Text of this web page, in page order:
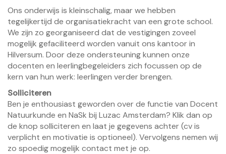
Ons onderwijs is kleinschalig, maar we hebben
tegelijkertijd de organisatiekracht van een grote school.
We zijn zo georganiseerd dat de vestigingen zoveel
mogelijk gefaciliteerd worden vanuit ons kantoor in
Hilversum. Door deze ondersteuning kunnen onze
docenten en leerlingbegeleiders zich focussen op de
kern van hun werk: leerlingen verder brengen.
Solliciteren
Ben je enthousiast geworden over de functie van Docent
Natuurkunde en NaSk bij Luzac Amsterdam? Klik dan op
de knop solliciteren en laat je gegevens achter (cv is
verplicht en motivatie is optioneel). Vervolgens nemen wij
zo spoedig mogelijk contact met je op.